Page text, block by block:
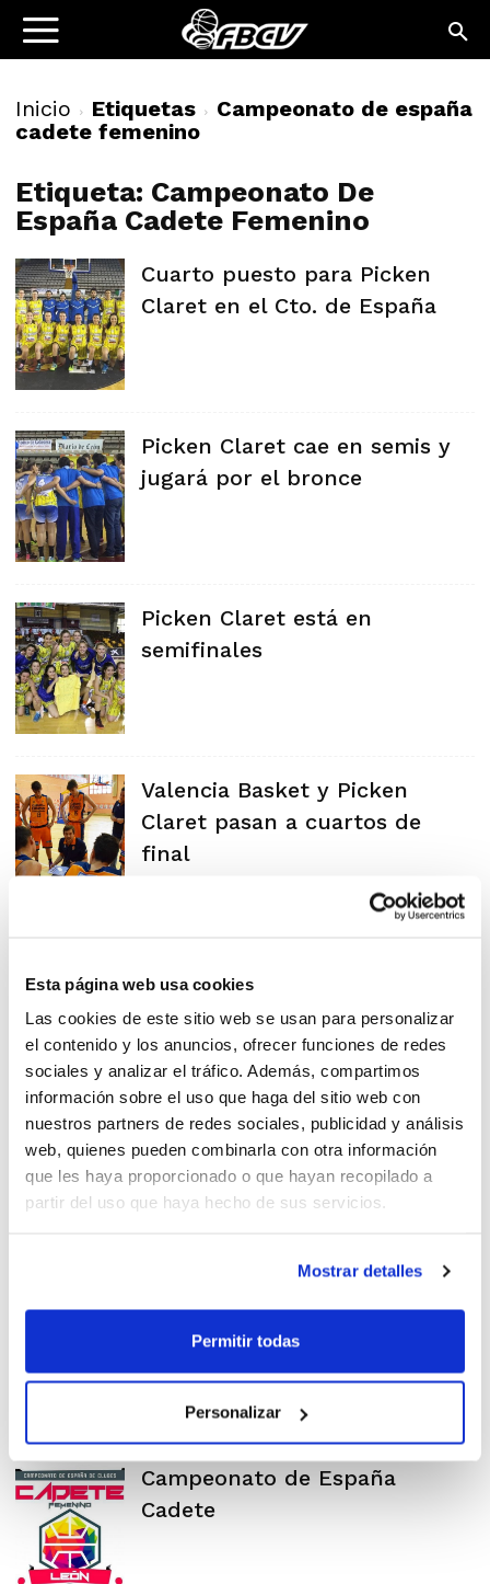
Esta página web usa cookies
Las cookies de este sitio web se usan para personalizar
el contenido y los anuncios, ofrecer funciones de redes
sociales y analizar el tráfico. Además, compartimos
información sobre el uso que haga del sitio web con
nuestros partners de redes sociales, publicidad y análisis
web, quienes pueden combinarla con otra información
que les haya proporcionado o que hayan recopilado a
partir del uso que haya hecho de sus servicios.
Mostrar detalles
Permitir todas
Personalizar
Inicio Etiquetas
Campeonato de españa
cadete femenino
Etiqueta: Campeonato De
España Cadete Femenino
Cuarto puesto para Picken
Claret en el Cto. de España
Picken Claret cae en semis y
jugará por el bronce
Picken Claret está en
semifinales
Valencia Basket y Picken
Claret pasan a cuartos de
final
Lucentum y Valencia pasan a
octavos
Repiten victoria Claret, BF San
Blas y Valencia BC
Arranca el Campeonato de
España Cadete
Campeonato de España
Cadete